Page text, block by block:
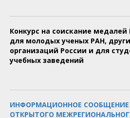
Конкурс на соискание
для молодых ученых РАН,
организаций России и для
учебных заведений
ИНФОРМАЦИОННОЕ СООБЩЕНИЕ
ОТКРЫТОГО